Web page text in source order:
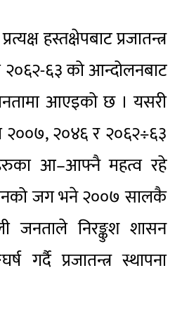
हस्तक्षेपबाट प्रजातन्त्र
६३ को आन्दोलनबाट
आएइको छ । यसरी
२००७, २०४६ र २०६२÷६३
आ–आफ्नै महत्व रहे
जग भने २००७ सालकै
जनताले निरङ्कुश शासन
गर्दै प्रजातन्त्र स्थापना